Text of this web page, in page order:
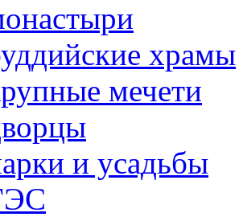
храмы
мечети
и усадьбы